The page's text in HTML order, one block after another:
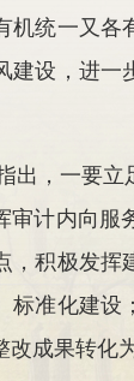
统一又
设，进
出，一要立
审计内向
积极发
准化建
成果转化